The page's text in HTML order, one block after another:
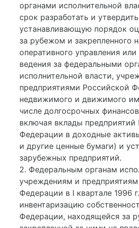
органами исполнительной
срок разработать и
устанавливающую порядок
за рубежом и закрепленного
оперативного управления или
ведения за федеральными
исполнительной власти,
предприятиями Российской
недвижимого и движимого
числе долгосрочных
включая вклады предприятий
Федерации в доходные
и другие ценные бумаги) и
зарубежных предприятий.
2. Федеральным органам
учреждениям и
Федерации в I квартале 1996
инвентаризацию
Федерации, находящейся за